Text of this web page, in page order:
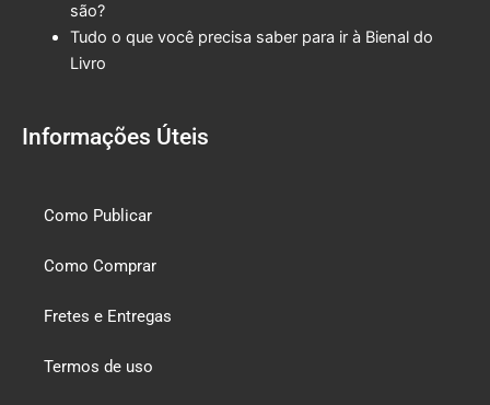
são?
Tudo o que você precisa saber para ir à Bienal do
Livro
Informações Úteis
Como Publicar
Como Comprar
Fretes e Entregas
Termos de uso